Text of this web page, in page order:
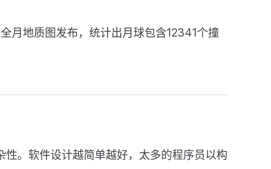
月地质图发布，统计出月球包含12341个撞
。软件设计越简单越好，太多的程序员以构